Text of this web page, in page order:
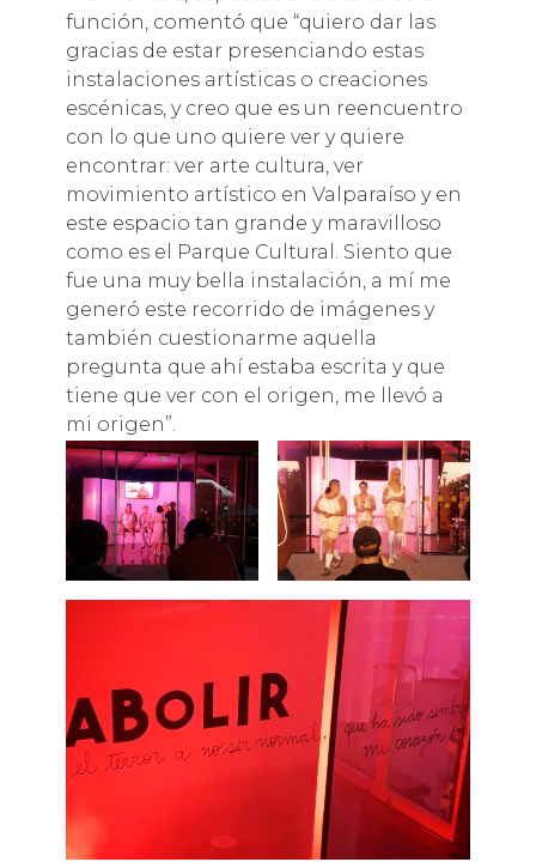
función, comentó que “quiero dar las
gracias de estar presenciando estas
instalaciones artísticas o creaciones
escénicas, y creo que es un reencuentro
con lo que uno quiere ver y quiere
encontrar: ver arte cultura, ver
movimiento artístico en Valparaíso y en
este espacio tan grande y maravilloso
como es el Parque Cultural. Siento que
fue una muy bella instalación, a mí me
generó este recorrido de imágenes y
también cuestionarme aquella
pregunta que ahí estaba escrita y que
tiene que ver con el origen, me llevó a
mi origen”.